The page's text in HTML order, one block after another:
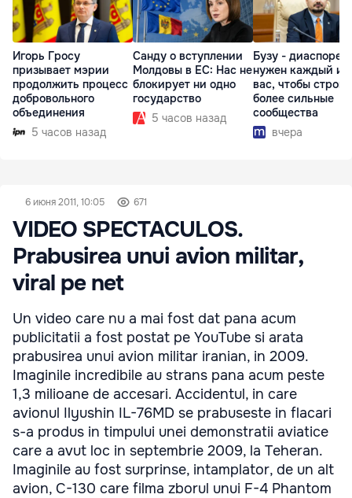
Игорь Гросу
призывает мэрии
продолжить процесс
добровольного
объединения
5 часов назад
Санду о вступлении
Молдовы в ЕС: Нас не
блокирует ни одно
государство
5 часов назад
Бузу - диаспоре:
нужен каждый из
вас, чтобы
более сильные
сообщества
вчера
6 июня 2011, 10:05 671
VIDEO SPECTACULOS.
Prabusirea unui avion militar,
viral pe net
Un video care nu a mai fost dat pana acum
publicitatii a fost postat pe YouTube si arata
prabusirea unui avion militar iranian, in 2009.
Imaginile incredibile au strans pana acum peste
1,3 milioane de accesari. Accidentul, in care
avionul Ilyushin IL-76MD se prabuseste in flacari
s-a produs in timpului unei demonstratii aviatice
care a avut loc in septembrie 2009, la Teheran.
Imaginile au fost surprinse, intamplator, de un alt
avion, C-130 care filma zborul unui F-4 Phantom